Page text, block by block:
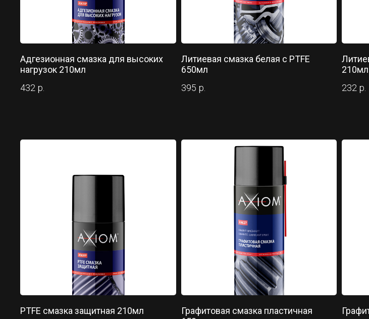
Адгезионная смазка для высоких
нагрузок 210мл
432 р.
Литиевая смазка белая с PTFE
650мл
395 р.
210мл
232 р.
PTFE смазка защитная 210мл
Графитовая смазка пластичная